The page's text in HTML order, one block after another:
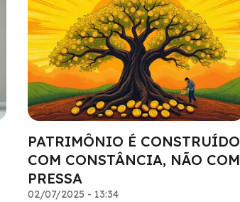
PATRIMÔNIO É CONSTRUÍDO
COM CONSTÂNCIA, NÃO COM
PRESSA
02/07/2025 - 13:34